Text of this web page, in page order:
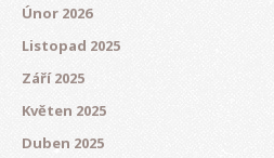
Únor 2026
Listopad 2025
Září 2025
Květen 2025
Duben 2025